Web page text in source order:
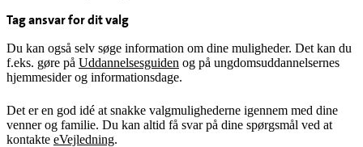
Tag ansvar for dit valg
Du kan også selv søge information om dine muligheder. Det kan du
f.eks. gøre på Uddannelsesguiden og på ungdomsuddannelsernes
hjemmesider og informationsdage.
Det er en god idé at snakke valgmulighederne igennem med dine
venner og familie. Du kan altid få svar på dine spørgsmål ved at
kontakte eVejledning.